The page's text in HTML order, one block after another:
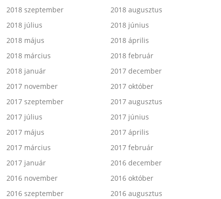
2018 szeptember
2018 augusztus
2018 július
2018 június
2018 május
2018 április
2018 március
2018 február
2018 január
2017 december
2017 november
2017 október
2017 szeptember
2017 augusztus
2017 július
2017 június
2017 május
2017 április
2017 március
2017 február
2017 január
2016 december
2016 november
2016 október
2016 szeptember
2016 augusztus